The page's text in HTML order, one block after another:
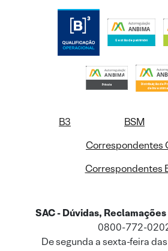
B3 BSM
Correspondentes
Correspondentes
SAC - Dúvidas,
0800-772-
De segunda a sexta-feira